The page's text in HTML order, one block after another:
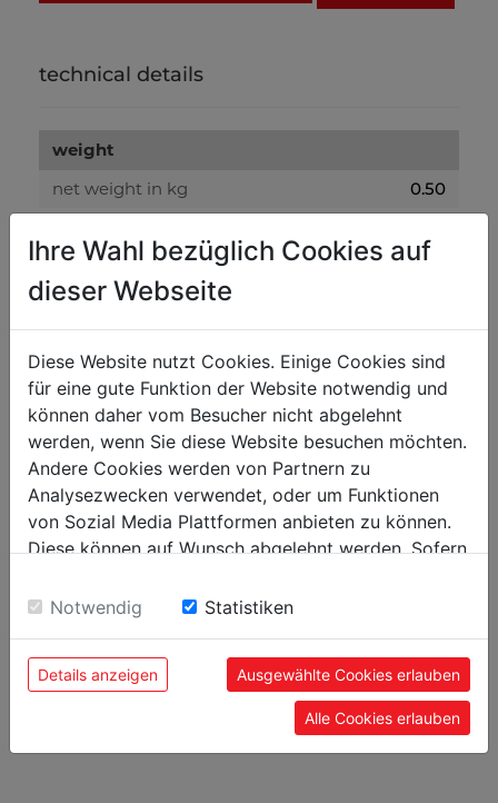
technical details
weight
net weight in kg
0.50
packaging
packaging height in mm
300
packaging width in mm
400
packaging length in mm
general data
EAN code
9120058375057
PU in pieces
5
POPULAR PRODUCTS
Ihre Wahl bezüglich Cookies auf
dieser Webseite
Diese Website nutzt Cookies. Einige Cookies sind
für eine gute Funktion der Website notwendig und
können daher vom Besucher nicht abgelehnt
werden, wenn Sie diese Website besuchen möchten.
Andere Cookies werden von Partnern zu
Analysezwecken verwendet, oder um Funktionen
von Sozial Media Plattformen anbieten zu können.
Diese können auf Wunsch abgelehnt werden. Sofern
Einwilligung zu unseren Cookies.
Notwendig Statistiken
Details anzeigen Ausgewählte Cookies erlauben
Alle Cookies erlauben